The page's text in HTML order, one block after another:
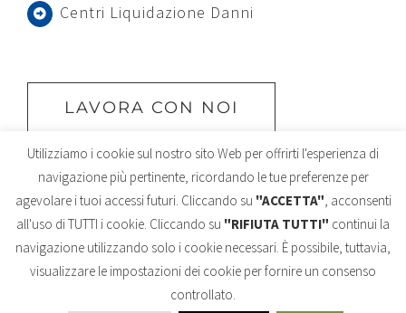
Centri Liquidazione Danni
LAVORA CON NOI
©2026 BUSSINELLO sas - All Rights Reserved | P.IVA: 03172860235 |
Informativa Privacy|Cookie Policy
bussinellosas@pec.agentireale.it |Reclami| Reclami Lloyd's
Utilizziamo i cookie sul nostro sito Web per offrirti l'esperienza di
navigazione più pertinente, ricordando le tue preferenze per
agevolare i tuoi accessi futuri. Cliccando su "ACCETTA", acconsenti
all'uso di TUTTI i cookie. Cliccando su "RIFIUTA TUTTI" continui la
navigazione utilizzando solo i cookie necessari. È possibile, tuttavia,
visualizzare le impostazioni dei cookie per fornire un consenso
controllato.